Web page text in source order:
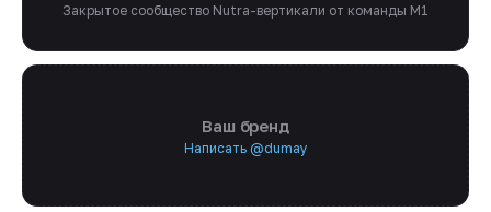
Закрытое сообщество Nutra-вертикали от команды M1
Ваш бренд
Написать @dumay